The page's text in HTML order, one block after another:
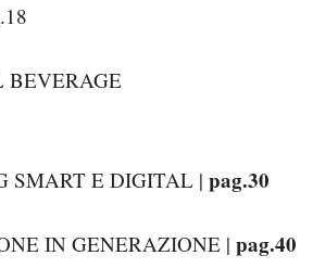
BEVERAGE
SMART E DIGITAL | pag.30
IN GENERAZIONE | pag.40